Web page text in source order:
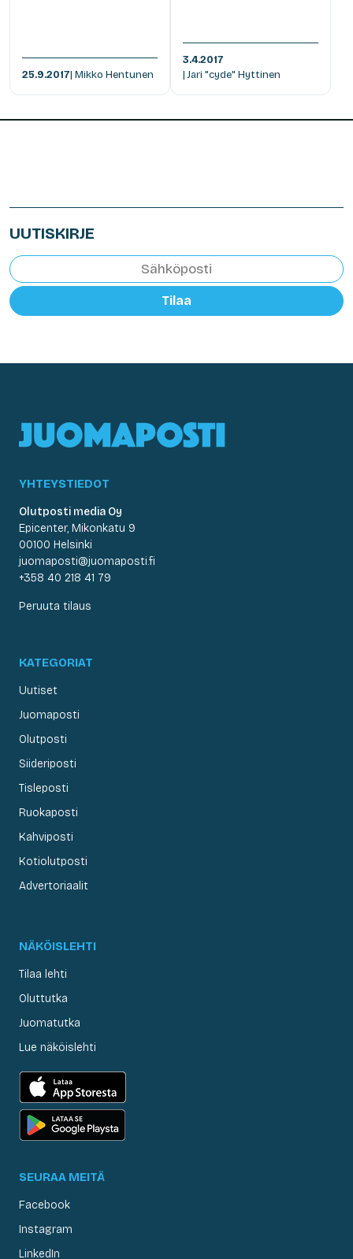
25.9.2017| Mikko Hentunen
3.4.2017
| Jari "cyde" Hyttinen
UUTISKIRJE
Tilaa
YHTEYSTIEDOT
Olutposti media Oy
Epicenter, Mikonkatu 9
00100 Helsinki
juomaposti@juomaposti.fi
+358 40 218 41 79
Peruuta tilaus
KATEGORIAT
Uutiset
Juomaposti
Olutposti
Siideriposti
Tisleposti
Ruokaposti
Kahviposti
Kotiolutposti
Advertoriaalit
NÄKÖISLEHTI
Tilaa lehti
Oluttutka
Juomatutka
Lue näköislehti
SEURAA MEITÄ
Facebook
Instagram
LinkedIn